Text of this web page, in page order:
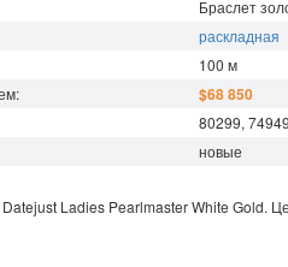
Браслет
раскладная
100 м
$68 850
80299,
новые
Datejust Ladies Pearlmaster White Gold.